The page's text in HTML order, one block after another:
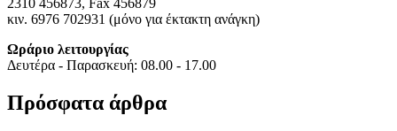
2310 456873, Fax 456879
κιν. 6976 702931 (μόνο για έκτακτη ανάγκη)
Ωράριο λειτουργίας
Δευτέρα - Παρασκευή: 08.00 - 17.00
Πρόσφατα άρθρα